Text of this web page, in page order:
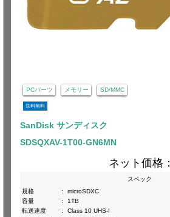
PCパーツ メモリー SD/MMC
送料無料
SanDisk サンディスク
SDSQXAV-1T00-GN6MN
ネット価格：
スペック
規格
:
microSDXC
容量
:
1TB
転送速度
:
Class 10 UHS-I